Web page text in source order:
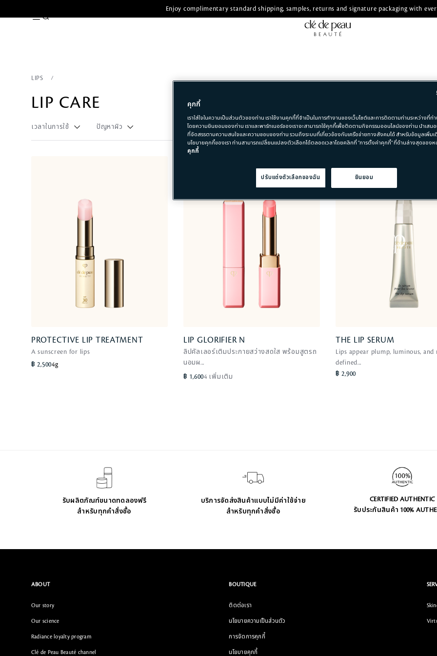
Enjoy complimentary standard shipping, samples, returns and signature packaging with
LIPS
LIP CARE
เวลาในการใช้ ปัญหาผิว
PROTECTIVE LIP TREATMENT
A sunscreen for lips
฿ 2,5004g
PROTECTIVE LIP TREATMENT
A sunscreen for lips
LIP GLORIFIER N
ลิปคัลเลอร์เติมประกายสว่างสดใส พร้อมสูตรถ
นอมผ...
฿ 1,6004 เพิ่มเติม
LIP GLORIFIER N
1 Pink
THE LIP SERUM
Lips appear plump, luminous, and
defined...
฿ 2,900
THE LIP SERUM
Lips appear plump, luminous, and
defined...
รับผลิตภัณฑ์ขนาดทดลองฟรี
สำหรับทุกคำสั่งซื้อ
บริการจัดส่งสินค้าแบบไม่มีค่าใช้จ่าย
สำหรับทุกคำสั่งซื้อ
CERTIFIED AUTHENTIC
รับประกันสินค้า 100%
ABOUT
Our story
Our science
Radiance loyalty program
Clé de Peau Beauté channel
BOUTIQUE
ติดต่อเรา
นโยบายความเป็นส่วนตัว
การจัดการคุกกี้
นโยบายคุกกี้
คุกกี้
เราใส่ใจในความเป็นส่วนตัวของท่าน เราใช้งานคุกกี้ที่จำเป็นในการทำงานของเว็บไซต์และการติดตามท่านระหว่างที่ท่า
โดยความยินยอมของท่าน เราและพาร์ทเนอร์ของเราจะสามารถใช้คุกกี้เพื่อติดตามกิจกรรมออนไลน์ของท่าน นำเสน
ที่จัดสรรตามความสนใจและความชอบของท่าน รวมถึงระบบที่เกี่ยวข้องกับเครือข่ายทางสังคมได้ สำหรับข้อมูลเพิ่มเติ
นโยบายคุกกี้ของเรา ท่านสามารถเปลี่ยนแปลงตัวเลือกได้ตลอดเวลาโดยคลิกที่ "การตั้งค่าคุกกี้" ที่ด้านล่างสุดของห
คุกกี้
ปรับแต่งตัวเลือกของฉัน ยินยอม